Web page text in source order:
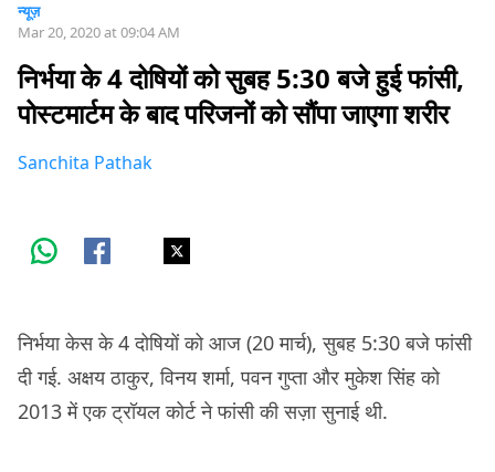
न्यूज़
Mar 20, 2020 at 09:04 AM
निर्भया के 4 दोषियों को सुबह 5:30 बजे हुई फांसी,
पोस्टमार्टम के बाद परिजनों को सौंपा जाएगा शरीर
Sanchita Pathak
निर्भया केस के 4 दोषियों को आज (20 मार्च), सुबह 5:30 बजे फांसी
दी गई. अक्षय ठाकुर, विनय शर्मा, पवन गुप्ता और मुकेश सिंह को
2013 में एक ट्रॉयल कोर्ट ने फांसी की सज़ा सुनाई थी.